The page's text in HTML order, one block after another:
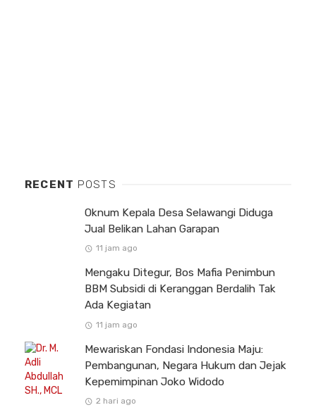
RECENT POSTS
Oknum Kepala Desa Selawangi Diduga
Jual Belikan Lahan Garapan
11 jam ago
Mengaku Ditegur, Bos Mafia Penimbun
BBM Subsidi di Keranggan Berdalih Tak
Ada Kegiatan
11 jam ago
Mewariskan Fondasi Indonesia Maju:
Pembangunan, Negara Hukum dan Jejak
Kepemimpinan Joko Widodo
2 hari ago